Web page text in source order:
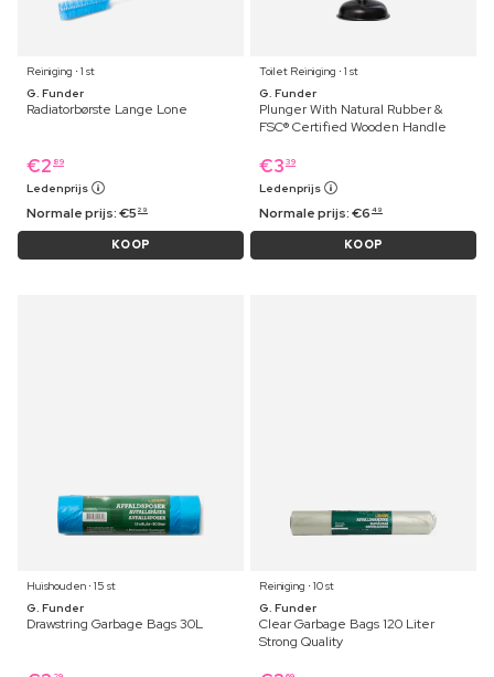
Reiniging ⋅ 1 st
G. Funder
Radiatorbørste Lange Lone
€2 89
Ledenprijs
Normale prijs:€5 29
KOOP
Toilet Reiniging ⋅ 1 st
G. Funder
Plunger With Natural Rubber &
FSC® Certified Wooden Handle
€3 39
Ledenprijs
Normale prijs:€6 49
KOOP
Huishouden ⋅ 15 st
G. Funder
Drawstring Garbage Bags 30L
Reiniging ⋅ 10 st
G. Funder
Clear Garbage Bags 120 Liter
Strong Quality